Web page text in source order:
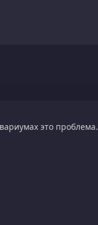
это проблема.